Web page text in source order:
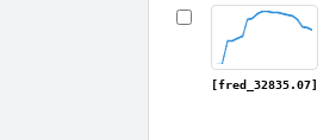
[fred_32835.07]